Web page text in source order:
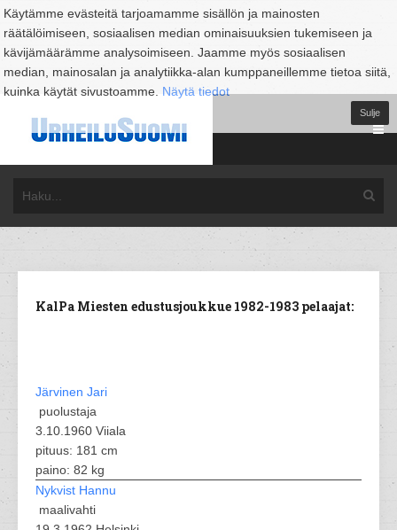
Käytämme evästeitä tarjoamamme sisällön ja mainosten
räätälöimiseen, sosiaalisen median ominaisuuksien tukemiseen ja
kävijämäärämme analysoimiseen. Jaamme myös sosiaalisen
median, mainosalan ja analytiikka-alan kumppaneillemme tietoa siitä,
kuinka käytät sivustoamme. Näytä tiedot
Sulje
KalPa Miesten edustusjoukkue 1982-1983 pelaajat:
Järvinen Jari
puolustaja
3.10.1960 Viiala
pituus: 181 cm
paino: 82 kg
Nykvist Hannu
maalivahti